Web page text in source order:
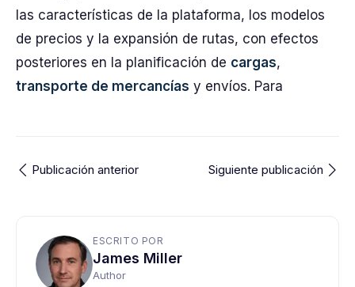
las características de la plataforma, los modelos
de precios y la expansión de rutas, con efectos
posteriores en la planificación de cargas,
transporte de mercancías y envíos. Para
Publicación anterior Siguiente publicación
ESCRITO POR
James Miller
Author